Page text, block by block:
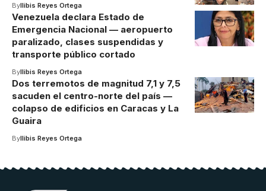
ByIlibis Reyes Ortega
Venezuela declara Estado de
Emergencia Nacional — aeropuerto
paralizado, clases suspendidas y
transporte público cortado
ByIlibis Reyes Ortega
Dos terremotos de magnitud 7,1 y 7,5
sacuden el centro-norte del país —
colapso de edificios en Caracas y La
Guaira
ByIlibis Reyes Ortega